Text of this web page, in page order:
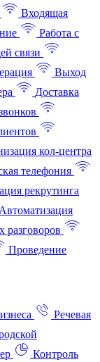
Входящая
Работа с
связи
Выход
Доставка
кол-центра
телефония
рекрутинга
Автоматизация
разговоров
Проведение
Речевая
Контроль